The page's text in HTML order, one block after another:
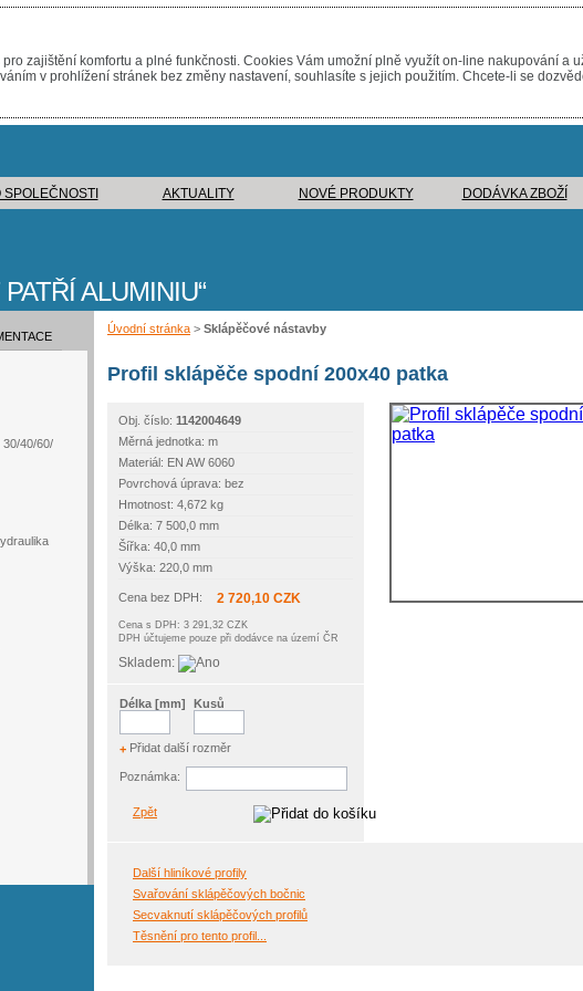
SPOLEČNOSTI AKTUALITY NOVÉ PRODUKTY DODÁVKA ZBOŽÍ
ALUMINIU
30/40/60/
Úvodní stránka > Sklápěčové nástavby
Profil sklápěče spodní 200x40 patka
Obj. číslo: 1142004649
Měrná jednotka: m
Materiál: EN AW 6060
Povrchová úprava: bez
Hmotnost: 4,672 kg
Délka: 7 500,0 mm
Šířka: 40,0 mm
Výška: 220,0 mm
Cena bez DPH: 2 720,10 CZK
Cena s DPH: 3 291,32 CZK
DPH účtujeme pouze při dodávce na území ČR
Skladem:
Délka [mm] Kusů
+ Přidat další rozměr
Poznámka:
Zpět
Další hliníkové profily
Svařování sklápěčových bočnic
Secvaknutí sklápěčových profilů
Těsnění pro tento profil...
zajištění komfortu a plné funkčnosti. Cookies Vám umožní plně využít on-line nakupování a
v prohlížení stránek bez změny nastavení, souhlasíte s jejich použitím. Chcete-li se